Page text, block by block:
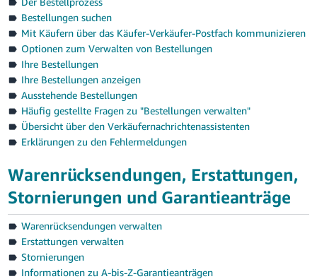
어
-
KR
Bestellungen suchen
Mit Käufern über das Käufer-Verkäufer-Postfach kommunizieren
Optionen zum Verwalten von Bestellungen
Ihre Bestellungen
Ihre Bestellungen anzeigen
Ausstehende Bestellungen
Häufig gestellte Fragen zu "Bestellungen verwalten"
Übersicht über den Verkäufernachrichtenassistenten
Erklärungen zu den Fehlermeldungen
Warenrücksendungen, Erstattungen,
Stornierungen und Garantieanträge
Warenrücksendungen verwalten
Erstattungen verwalten
Stornierungen
Informationen zu A-bis-Z-Garantieanträgen